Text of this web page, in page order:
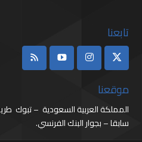
تابعنا
موقعنا
المملكة العربية السعودية – تبوك
سابقا – بجوار البنك الفرنسي.